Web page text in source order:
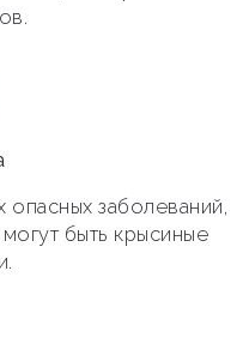
опасных заболеваний,
быть крысиные